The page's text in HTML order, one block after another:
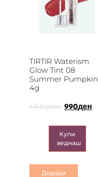
TIRTIR Waterism
Glow Tint 08
Summer Pumpkin
4g
1,100ден 990ден
Купи
веднаш
Додади